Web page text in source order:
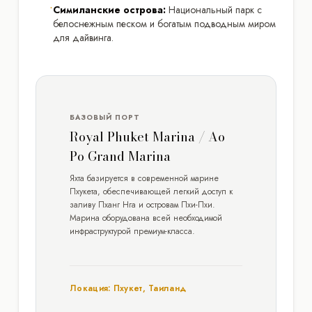
•Симиланские острова: Национальный парк с
белоснежным песком и богатым подводным миром
для дайвинга.
БАЗОВЫЙ ПОРТ
Royal Phuket Marina / Ao
Po Grand Marina
Яхта базируется в современной марине
Пхукета, обеспечивающей легкий доступ к
заливу Пханг Нга и островам Пхи-Пхи.
Марина оборудована всей необходимой
инфраструктурой премиум-класса.
Локация: Пхукет, Таиланд